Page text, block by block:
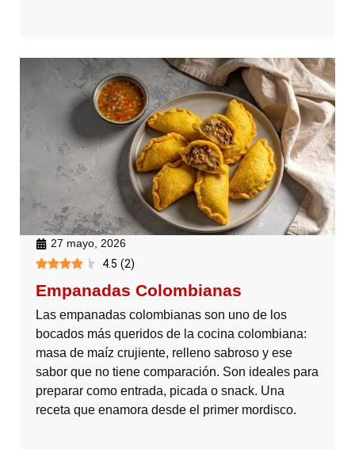
27 mayo, 2026
4.5 (2)
Empanadas Colombianas
Las empanadas colombianas son uno de los
bocados más queridos de la cocina colombiana:
masa de maíz crujiente, relleno sabroso y ese
sabor que no tiene comparación. Son ideales para
preparar como entrada, picada o snack. Una
receta que enamora desde el primer mordisco.